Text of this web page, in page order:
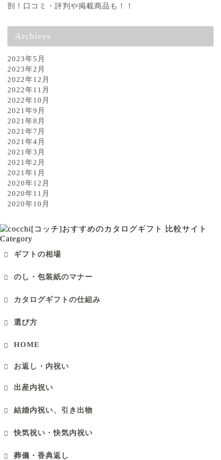
剖！口コミ・評判や掲載商品も！！
Archives
2023年5月
2023年2月
2022年12月
2022年11月
2022年10月
2021年9月
2021年8月
2021年7月
2021年4月
2021年3月
2021年2月
2021年1月
2020年12月
2020年11月
2020年10月
Category
ギフトの相場
のし・包装紙のマナー
カタログギフトの仕組み
選び方
HOME
お返し・内祝い
出産内祝い
結婚内祝い、引き出物
快気祝い・快気内祝い
葬儀・香典返し